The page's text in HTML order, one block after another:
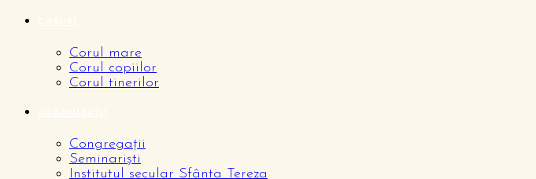
Corul mare
Corul copiilor
Corul tinerilor
Congregații
Seminariști
Institutul secular Sfânta Tereza